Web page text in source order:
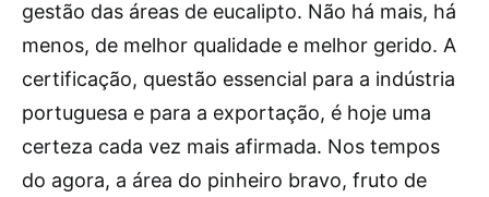
gestão das áreas de eucalipto. Não há mais, há
menos, de melhor qualidade e melhor gerido. A
certificação, questão essencial para a indústria
portuguesa e para a exportação, é hoje uma
certeza cada vez mais afirmada. Nos tempos
do agora, a área do pinheiro bravo, fruto de